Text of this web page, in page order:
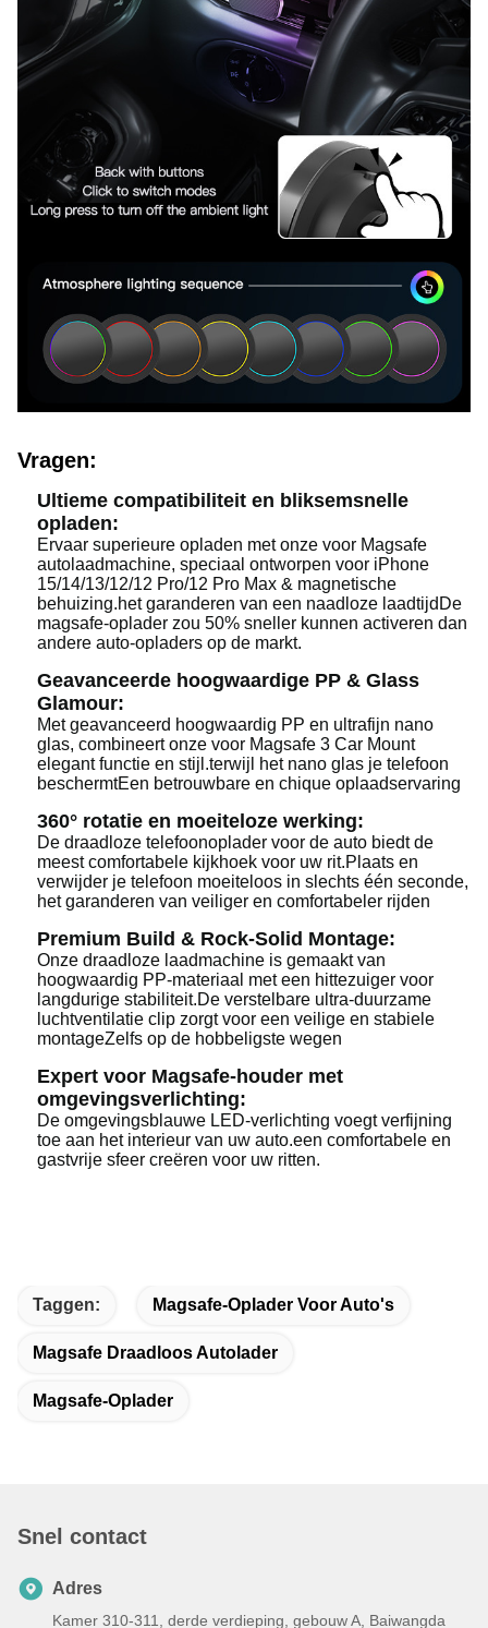
Vragen:
Ultieme compatibiliteit en bliksemsnelle
opladen:
Ervaar superieure opladen met onze voor Magsafe
autolaadmachine, speciaal ontworpen voor iPhone
15/14/13/12/12 Pro/12 Pro Max & magnetische
behuizing.het garanderen van een naadloze laadtijdDe
magsafe-oplader zou 50% sneller kunnen activeren dan
andere auto-opladers op de markt.
Geavanceerde hoogwaardige PP & Glass
Glamour:
Met geavanceerd hoogwaardig PP en ultrafijn nano
glas, combineert onze voor Magsafe 3 Car Mount
elegant functie en stijl.terwijl het nano glas je telefoon
beschermtEen betrouwbare en chique oplaadservaring
360° rotatie en moeiteloze werking:
De draadloze telefoonoplader voor de auto biedt de
meest comfortabele kijkhoek voor uw rit.Plaats en
verwijder je telefoon moeiteloos in slechts één seconde,
het garanderen van veiliger en comfortabeler rijden
Premium Build & Rock-Solid Montage:
Onze draadloze laadmachine is gemaakt van
hoogwaardig PP-materiaal met een hittezuiger voor
langdurige stabiliteit.De verstelbare ultra-duurzame
luchtventilatie clip zorgt voor een veilige en stabiele
montageZelfs op de hobbeligste wegen
Expert voor Magsafe-houder met
omgevingsverlichting:
De omgevingsblauwe LED-verlichting voegt verfijning
toe aan het interieur van uw auto.een comfortabele en
gastvrije sfeer creëren voor uw ritten.
Taggen: Magsafe-Oplader Voor Auto's
Magsafe Draadloos Autolader
Magsafe-Oplader
Snel contact
Adres
Kamer 310-311, derde verdieping, gebouw A, Baiwangda